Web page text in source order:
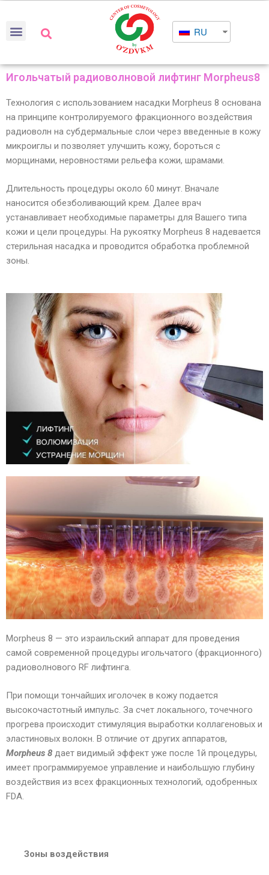
RU
Игольчатый радиоволновой лифтинг Morpheus8
Технология с использованием насадки Morpheus 8 основана
на принципе контролируемого фракционного воздействия
радиоволн на субдермальные слои через введенные в кожу
микроиглы и позволяет улучшить кожу, бороться с
морщинами, неровностями рельефа кожи, шрамами.
Длительность процедуры около 60 минут. Вначале
наносится обезболивающий крем. Далее врач
устанавливает необходимые параметры для Вашего типа
кожи и цели процедуры. На рукоятку Morpheus 8 надевается
стерильная насадка и проводится обработка проблемной
зоны.
Morpheus 8 — это израильский аппарат для проведения
самой современной процедуры игольчатого (фракционного)
радиоволнового RF лифтинга.
При помощи тончайших иголочек в кожу подается
высокочастотный импульс. За счет локального, точечного
прогрева происходит стимуляция выработки коллагеновых и
эластиновых волокн. В отличие от других аппаратов,
Morpheus 8 дает видимый эффект уже после 1й процедуры,
имеет программируемое управление и наибольшую глубину
воздействия из всех фракционных технологий, одобренных
FDA.
Зоны воздействия